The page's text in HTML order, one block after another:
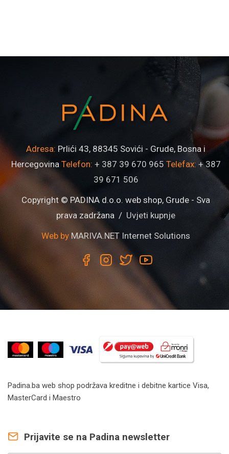
Adresa: Prlići 43, 88345 Sovići - Grude, Bosna i
Hercegovina Telefon: + 387 39 670 965 Telefax: + 387
39 671 506
Copyright © PADINA d.o.o. web shop, Grude - Sva
prava zadržana / Uvjeti kupnje
Web by MARIVA.NET Internet Solutions
Padina.ba web shop podržava kreditne i debitne kartice Visa,
MasterCard i Maestro
Prijavite se na Padina newsletter